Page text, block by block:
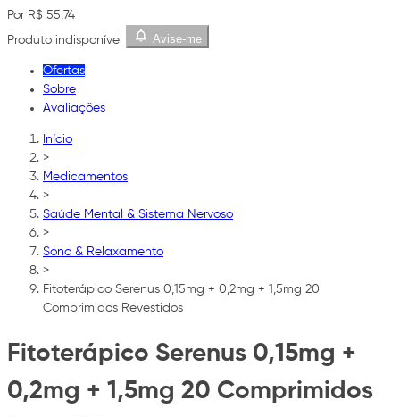
Por R$ 55,74
Produto indisponível
Avise-me
Ofertas
Sobre
Avaliações
Início
>
Medicamentos
>
Saúde Mental & Sistema Nervoso
>
Sono & Relaxamento
>
Fitoterápico Serenus 0,15mg + 0,2mg + 1,5mg 20
Comprimidos Revestidos
Fitoterápico Serenus 0,15mg +
0,2mg + 1,5mg 20 Comprimidos